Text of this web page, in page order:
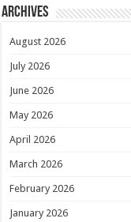
Archives
August 2026
July 2026
June 2026
May 2026
April 2026
March 2026
February 2026
January 2026